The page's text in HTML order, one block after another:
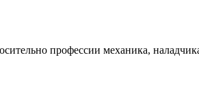
профессии механика,